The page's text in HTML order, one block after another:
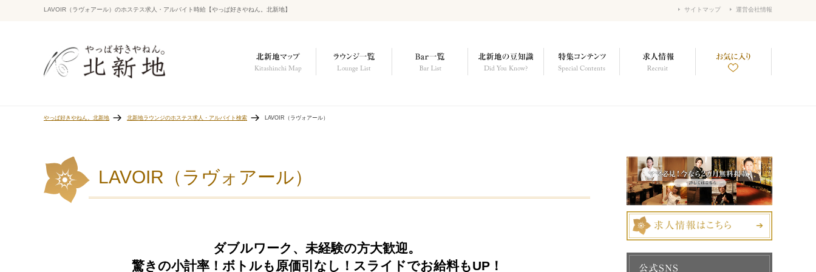
LAVOIR（ラヴォアール）のホステス求人・アルバイト時給【やっぱ好きやねん。北新地】 運営会社情報
サイトマップ
やっぱ好きやねん。北新地 北新地ラウンジのホステス求人・アルバイト検索 LAVOIR（ラヴォアール）
LAVOIR（ラヴォアール）
ダブルワーク、未経験の方大歓迎。
驚きの小計率！ボトルも原価引なし！スライドでお給料もUP！